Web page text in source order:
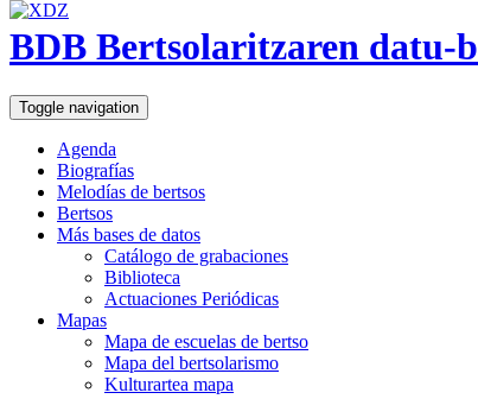
BDB Bertsolaritzaren datu-
Toggle navigation
Agenda
Biografías
Melodías de bertsos
Bertsos
Más bases de datos
Catálogo de grabaciones
Biblioteca
Actuaciones Periódicas
Mapas
Mapa de escuelas de bertso
Mapa del bertsolarismo
Kulturartea mapa